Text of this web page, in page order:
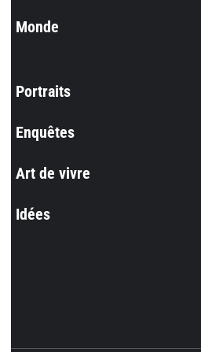
Monde
Portraits
Enquêtes
Art de vivre
Idées